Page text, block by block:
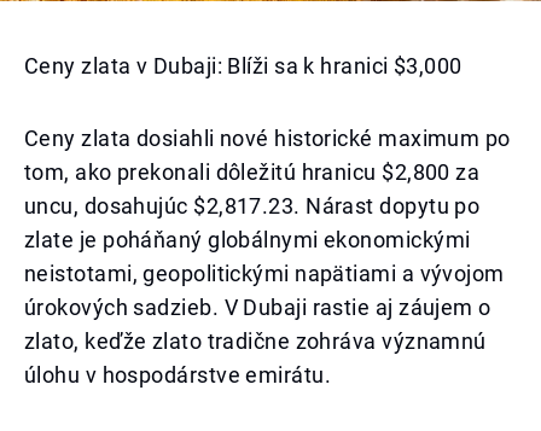
Ceny zlata v Dubaji: Blíži sa k hranici $3,000
Ceny zlata dosiahli nové historické maximum po
tom, ako prekonali dôležitú hranicu $2,800 za
uncu, dosahujúc $2,817.23. Nárast dopytu po
zlate je poháňaný globálnymi ekonomickými
neistotami, geopolitickými napätiami a vývojom
úrokových sadzieb. V Dubaji rastie aj záujem o
zlato, keďže zlato tradične zohráva významnú
úlohu v hospodárstve emirátu.